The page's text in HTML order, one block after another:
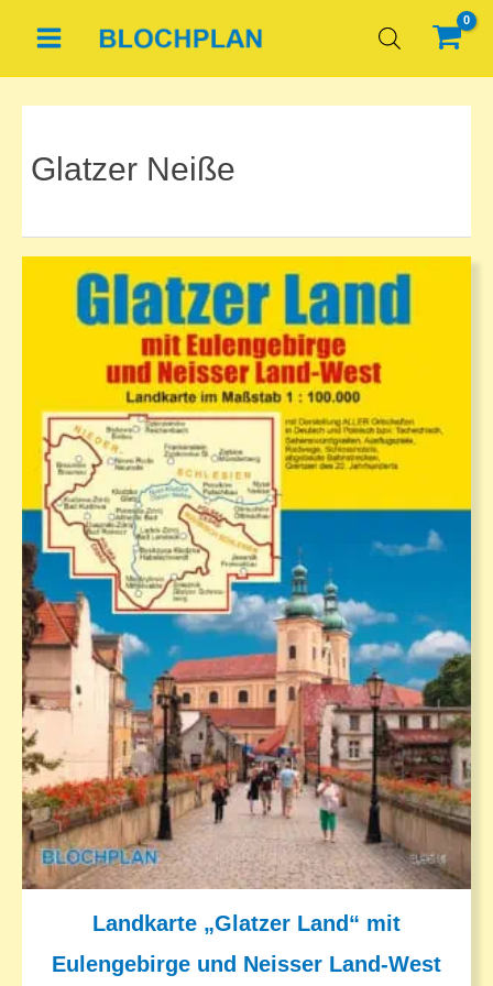
Inhalt
springen
Glatzer Neiße
Landkarte „Glatzer Land“ mit
Eulengebirge und Neisser Land-West